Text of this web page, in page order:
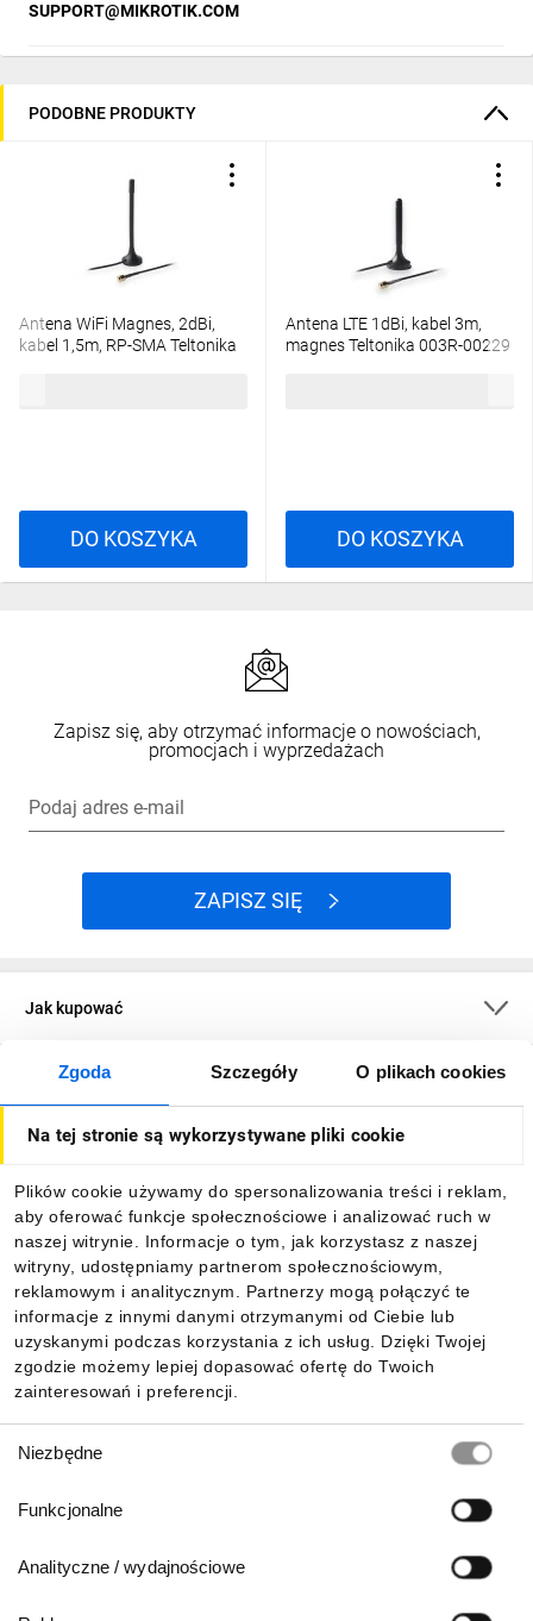
Zgoda Szczegóły O plikach cookies
Na tej stronie są wykorzystywane pliki cookie
Plików cookie używamy do spersonalizowania treści i reklam,
aby oferować funkcje społecznościowe i analizować ruch w
naszej witrynie. Informacje o tym, jak korzystasz z naszej
witryny, udostępniamy partnerom społecznościowym,
reklamowym i analitycznym. Partnerzy mogą połączyć te
informacje z innymi danymi otrzymanymi od Ciebie lub
uzyskanymi podczas korzystania z ich usług. Dzięki Twojej
zgodzie możemy lepiej dopasować ofertę do Twoich
zainteresowań i preferencji.
zgody
Niezbędne
Funkcjonalne
Analityczne / wydajnościowe
SUPPORT@MIKROTIK.COM
PODOBNE PRODUKTY
Antena WiFi Magnes, 2dBi,
kabel 1,5m, RP-SMA Teltonika
DO KOSZYKA
Antena LTE 1dBi, kabel 3m,
magnes Teltonika 003R-00229
DO KOSZYKA
Zapisz się, aby otrzymać informacje o nowościach,
promocjach i wyprzedażach
Podaj adres e-mail
ZAPISZ SIĘ
Jak kupować
O firmie
Informacje
Pobierz naszą aplikację mobilną: